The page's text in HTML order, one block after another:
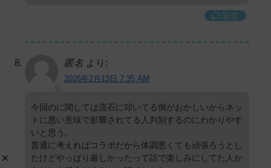
返信
匿名 より:
2026年2月13日 7:35 AM
今回のに関しては流石に叩いてる側がおかしいからネッ
トに悪い意味で影響されてる人判別するのにわかりやす
いと思う。
普通に考えればコラボだから体調悪くても頑張ろうとし
たけどやっぱり厳しかったって話で楽しみにしてた人か